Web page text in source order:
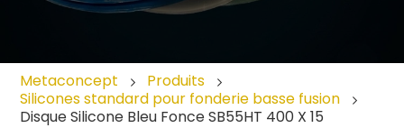
Metaconcept
Produits
Silicones standard pour fonderie basse fusion
Disque Silicone Bleu Fonce SB55HT 400 X 15